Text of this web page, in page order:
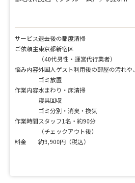
サービス退去後の都度清掃
ご依頼主東京都新宿区
（40代男性・運営代行業者）
悩み内容外国人ゲスト利用後の部屋の汚れや、
ゴミ放置
作業内容水まわり・床清掃
寝具回収
ゴミ分別・消臭・換気
作業時間スタッフ1名・約90分
（チェックアウト後）
料金
約9,900円（税込）